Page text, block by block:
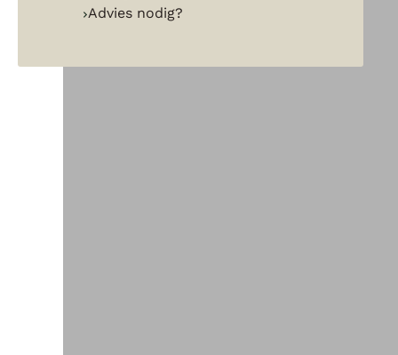
Advies nodig?